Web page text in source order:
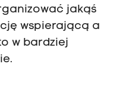
jakąś
wspierającą a
w bardziej